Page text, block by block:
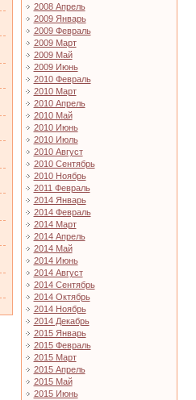
2008 Апрель
2009 Январь
2009 Февраль
2009 Март
2009 Май
2009 Июнь
2010 Февраль
2010 Март
2010 Апрель
2010 Май
2010 Июнь
2010 Июль
2010 Август
2010 Сентябрь
2010 Ноябрь
2011 Февраль
2014 Январь
2014 Февраль
2014 Март
2014 Апрель
2014 Май
2014 Июнь
2014 Август
2014 Сентябрь
2014 Октябрь
2014 Ноябрь
2014 Декабрь
2015 Январь
2015 Февраль
2015 Март
2015 Апрель
2015 Май
2015 Июнь